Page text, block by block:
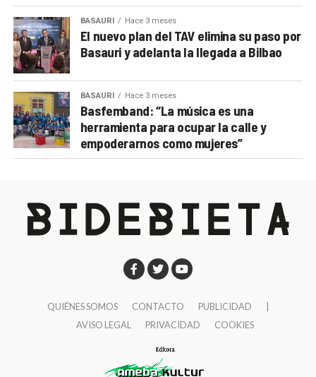
BASAURI Hace 3 meses
El nuevo plan del TAV elimina su paso por
Basauri y adelanta la llegada a Bilbao
BASAURI Hace 3 meses
Basfemband: “La música es una
herramienta para ocupar la calle y
empoderarnos como mujeres”
QUIÉNES SOMOS CONTACTO PUBLICIDAD
AVISO LEGAL
PRIVACIDAD COOKIES